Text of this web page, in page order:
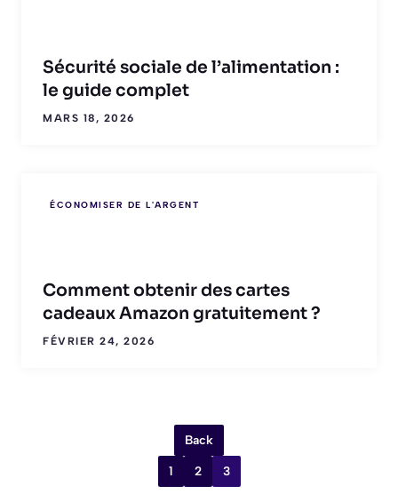
Sécurité sociale de l’alimentation :
le guide complet
MARS 18, 2026
ÉCONOMISER DE L'ARGENT
Comment obtenir des cartes
cadeaux Amazon gratuitement ?
FÉVRIER 24, 2026
Back
1 2 3